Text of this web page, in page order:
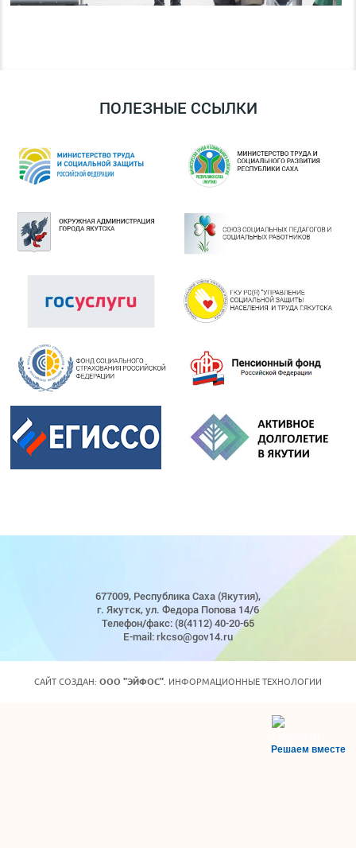
ПОЛЕЗНЫЕ ССЫЛКИ
677009, Республика Саха (Якутия),
г. Якутск, ул. Федора Попова 14/6
Телефон/факс: (8(4112) 40-20-65
E-mail: rkcso@gov14.ru
САЙТ СОЗДАН: ООО "ЭЙФОС" . ИНФОРМАЦИОННЫЕ ТЕХНОЛОГИИ
Решаем вместе